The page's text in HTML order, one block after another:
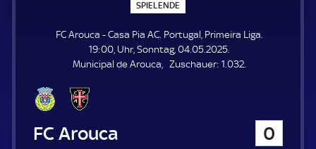
SPIELENDE
P
E
L
E
N
FC Arouca - Casa Pia AC. Portugal, Primeira Liga.
19:00, Uhr, Sonntag, 04.05.2025.
Municipal de Arouca
Zuschauer: Z1.032.
FC Arouca 0